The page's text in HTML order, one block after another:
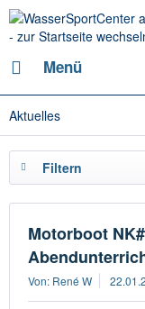
Menü
Aktuelles
Filtern
Motorboot
Von: René W